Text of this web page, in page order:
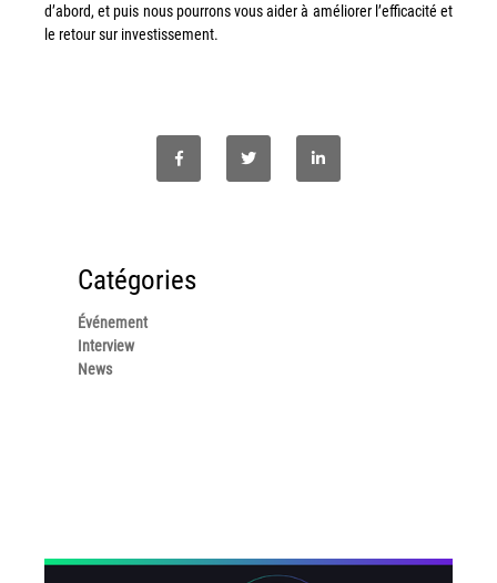
Guide GED
Mentions légales
© Axilis
d’abord, et puis nous pourrons vous aider à améliorer l’efficacité et
le retour sur investissement.
Catégories
Événement
Interview
News